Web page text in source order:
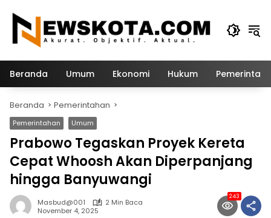
konten
Beranda Umum Ekonomi Hukum
Beranda Pemerintahan
Pemerintahan Umum
Prabowo Tegaskan Proyek Kereta
Cepat Whoosh Akan Diperpanjang
hingga Banyuwangi
Masbud@001
2 Min Baca
November 4, 2025
243